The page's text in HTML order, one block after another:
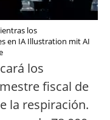
los
en IA Illustration mit AI
los
fiscal de
la respiración.